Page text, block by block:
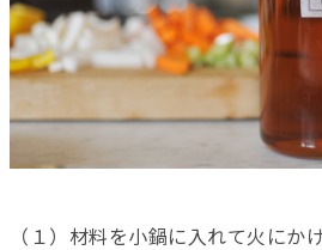
（１）材料を小鍋に入れて火にか